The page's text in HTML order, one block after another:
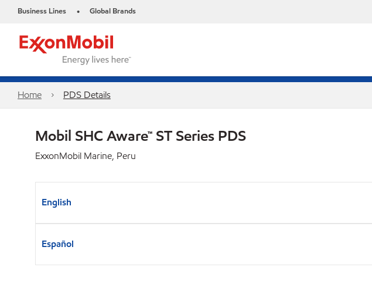
Business Lines • Global Brands
Home PDS Details
Mobil SHC Aware™ ST Series PDS
ExxonMobil Marine, Peru
English
Español